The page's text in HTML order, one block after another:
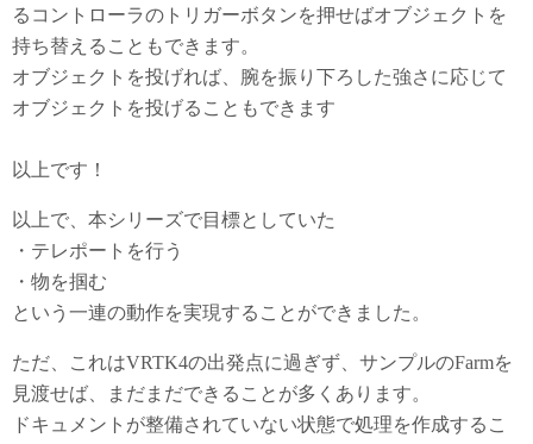
るコントローラのトリガーボタンを押せばオブジェクトを
持ち替えることもできます。
オブジェクトを投げれば、腕を振り下ろした強さに応じて
オブジェクトを投げることもできます
以上です！
以上で、本シリーズで目標としていた
・テレポートを行う
・物を掴む
という一連の動作を実現することができました。
ただ、これはVRTK4の出発点に過ぎず、サンプルのFarmを
見渡せば、まだまだできることが多くあります。
ドキュメントが整備されていない状態で処理を作成するこ